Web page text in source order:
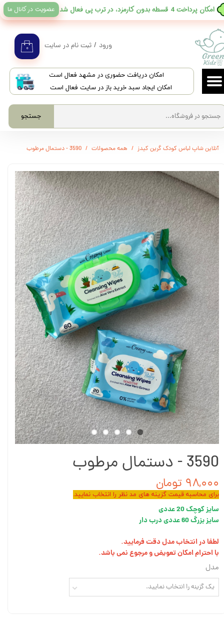
​امکان دریافت حضوری در مشهد فعال است
امکان ایجاد سبد خرید باز در سایت فعال است
جستجو
۰ ورود / ثبت نام در سایت
حساب کاربری من
تغییر گذر واژه
سفارشات
خروج از حساب کاربری
​امکان پرداخت 4 قسطه بدون کارمزد، در ترب پی فعال شد عضویت در کانال ما
آنلاین شاپ لباس کودک گرین کیدز همه محصولات 3590 - دستمال مرطوب
3590 - دستمال مرطوب
۹۸,۰۰۰ تومان
برای محاسبه قیمت گزینه های مد نظر را انتخاب نمایید.
سایز کوچک 20 عددی
سایز بزرگ 60 عددی درب دار
لطفا در انتخاب مدل دقت فرمایید.
با احترام امکان تعویض و مرجوع نمی باشد.
مدل
یک گزینه را انتخاب نمایید.